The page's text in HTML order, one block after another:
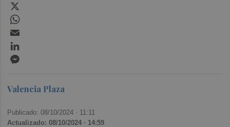
Valencia Plaza
Publicado: 08/10/2024 · 11:11
Actualizado: 08/10/2024 · 14:59